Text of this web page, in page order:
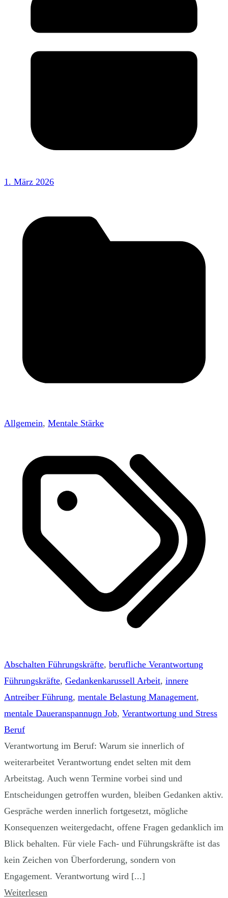
1. März 2026
Allgemein, Mentale Stärke
Abschalten Führungskräfte, berufliche Verantwortung
Führungskräfte, Gedankenkarussell Arbeit, innere
Antreiber Führung, mentale Belastung Management,
mentale Daueranspannugn Job, Verantwortung und Stress
Beruf
Verantwortung im Beruf: Warum sie innerlich of
weiterarbeitet Verantwortung endet selten mit dem
Arbeitstag. Auch wenn Termine vorbei sind und
Entscheidungen getroffen wurden, bleiben Gedanken aktiv.
Gespräche werden innerlich fortgesetzt, mögliche
Konsequenzen weitergedacht, offene Fragen gedanklich im
Blick behalten. Für viele Fach- und Führungskräfte ist das
kein Zeichen von Überforderung, sondern von
Engagement. Verantwortung wird [...]
Weiterlesen